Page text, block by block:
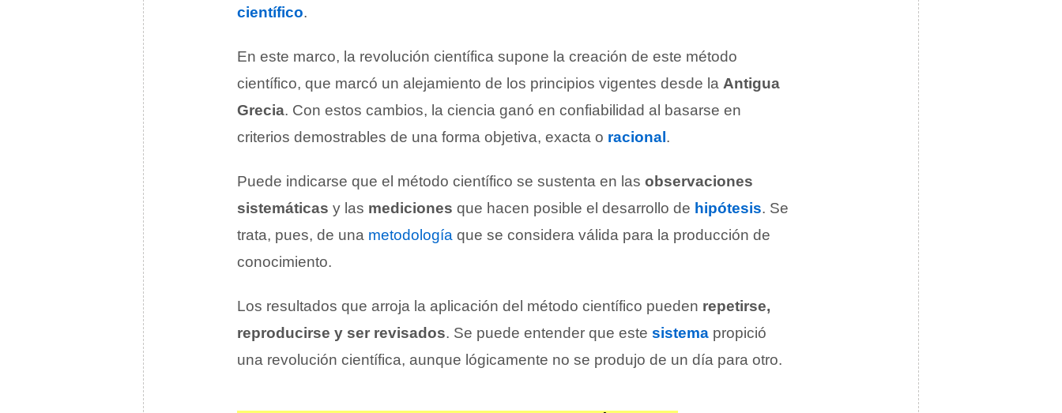
científico.
En este marco, la revolución científica supone la creación de este método
científico, que marcó un alejamiento de los principios vigentes desde la Antigua
Grecia. Con estos cambios, la ciencia ganó en confiabilidad al basarse en
criterios demostrables de una forma objetiva, exacta o racional .
Puede indicarse que el método científico se sustenta en las observaciones
sistemáticas y las mediciones que hacen posible el desarrollo de hipótesis. Se
trata, pues, de una metodología que se considera válida para la producción de
conocimiento.
Los resultados que arroja la aplicación del método científico pueden repetirse,
reproducirse y ser revisados. Se puede entender que este sistema propició
una revolución científica, aunque lógicamente no se produjo de un día para otro.